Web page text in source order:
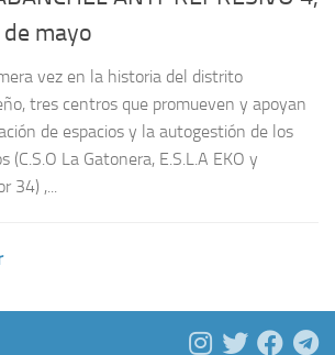
mayo
vez en la historia del distrito
tres centros que promueven y apoyan
de espacios y la autogestión de los
(C.S.O La Gatonera, E.S.L.A EKO y
34) ,...